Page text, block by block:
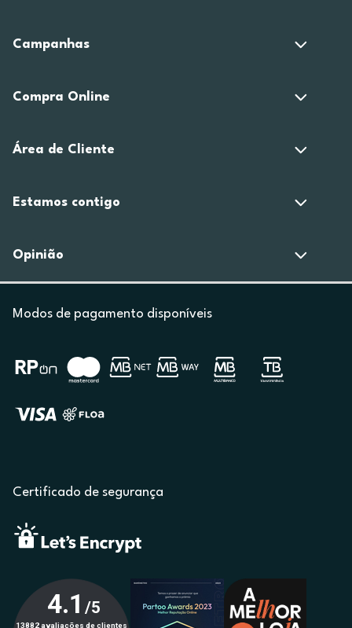
Campanhas
Compra Online
Área de Cliente
Estamos contigo
Opinião
Modos de pagamento disponíveis
Certificado de segurança